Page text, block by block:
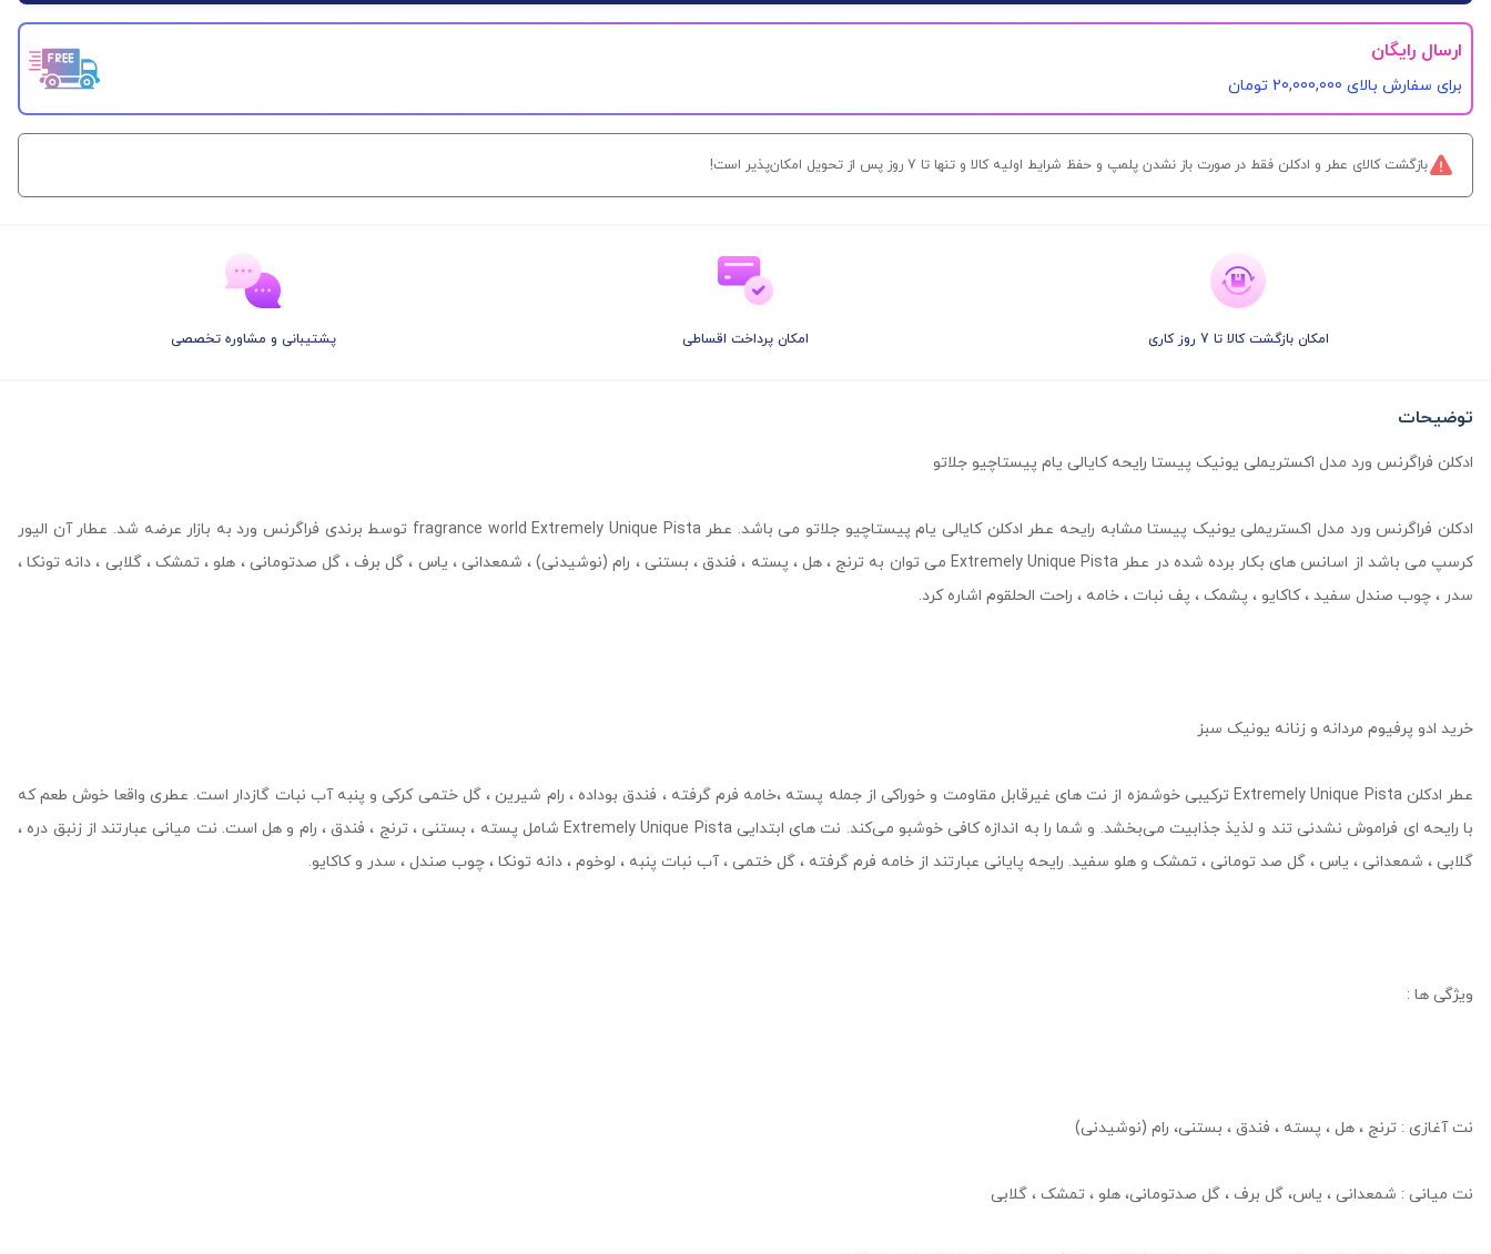
ارسال رایگان
برای سفارش‌ بالای 20,000,000 تومان
بازگشت کالای عطر و ادکلن فقط در صورت باز نشدن پلمپ و حفظ شرایط اولیه کالا و تنها تا 7 روز پس از تحویل امکان‌پذیر است!
امکان بازگشت کالا تا 7 روز کاری امکان پرداخت اقساطی پشتیبانی و مشاوره تخصصی
توضیحات
ادکلن فراگرنس ورد مدل اکستریملی یونیک پیستا رایحه کایالی یام پیستاچیو جلاتو
ادکلن فراگرنس ورد مدل اکستریملی یونیک پیستا مشابه رایحه عطر ادکلن کایالی یام پیستاچیو جلاتو می باشد. عطر fragrance world Extremely Unique Pista توسط برندی فراگرنس ورد به بازار عرضه شد. عطار آن الیور
کرسپ می باشد از اسانس های بکار برده شده در عطر Extremely Unique Pista می توان به ترنج ، هل ، پسته ، فندق ، بستنی ، رام (نوشیدنی) ، شمعدانی ، یاس ، گل برف ، گل صدتومانی ، هلو ، تمشک ، گلابی ، دانه تونکا ،
سدر ، چوب صندل سفید ، کاکایو ، پشمک ، پف نبات ، خامه ، راحت الحلقوم اشاره کرد.
خرید ادو پرفیوم مردانه و زنانه یونیک سبز
عطر ادکلن Extremely Unique Pista ترکیبی خوشمزه از نت های غیرقابل مقاومت و خوراکی از جمله پسته ،خامه فرم گرفته ، فندق بوداده ، رام شیرین ، گل ختمی کرکی و پنبه آب نبات گازدار است. عطری واقعا خوش طعم که
با رایحه‌ ای فراموش‌ نشدنی تند و لذیذ جذابیت می‌بخشد. و شما را به اندازه کافی خوشبو می‌کند. نت های ابتدایی Extremely Unique Pista شامل پسته ، بستنی ، ترنج ، فندق ، رام و هل است. نت میانی عبارتند از زنبق دره ،
گلابی ، شمعدانی ، یاس ، گل صد تومانی ، تمشک و هلو سفید. رایحه پایانی عبارتند از خامه فرم گرفته ، گل ختمی ، آب نبات پنبه ، لوخوم ، دانه تونکا ، چوب صندل ، سدر و کاکایو.
ویژگی ها :
نت آغازی : ترنج ، هل ، پسته ، فندق ، بستنی، رام (نوشیدنی)
نت میانی : شمعدانی ، یاس، گل برف ، گل صدتومانی، هلو ، تمشک ، گلابی